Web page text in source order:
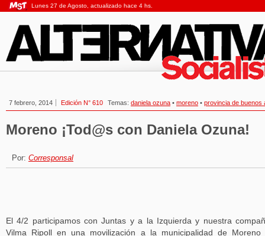
Lunes 27 de Agosto, actualizado hace 4 hs.
7 febrero, 2014 Edición N° 610 Temas: daniela ozuna • moreno • provincia de buenos
Moreno ¡Tod@s con Daniela Ozuna!
Por: Corresponsal
El 4/2 participamos con Juntas y a la Izquierda y nuestra
Vilma Ripoll en una movilización a la municipalidad de Moreno